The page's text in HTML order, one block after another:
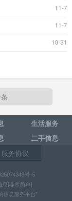
11-7
11-7
10-31
生活服务
二手信息
服务协议
号-5
息[非常简单]
信息服务平台”